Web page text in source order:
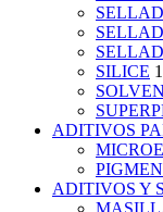
SILICE 1
ADITIVOS
ADITIVOS Y